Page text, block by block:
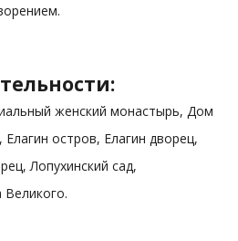
женский монастырь, Дом
остров, Елагин дворец,
Лопухинский сад,
Великого.